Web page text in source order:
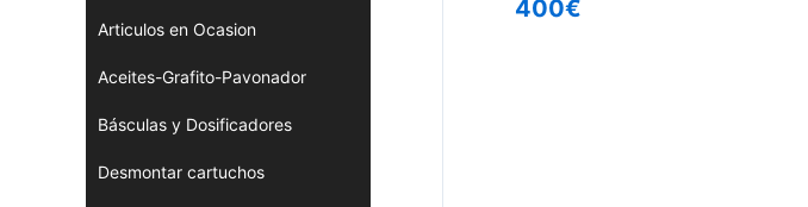
Articulos en Ocasion
Aceites-Grafito-Pavonador
Básculas y Dosificadores
Desmontar cartuchos
400€